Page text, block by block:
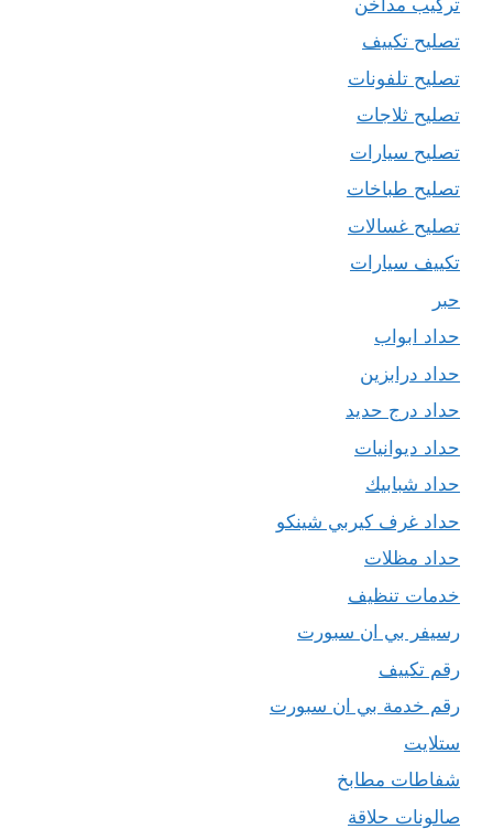
تصليح تكييف
تصليح تلفونات
تصليح ثلاجات
تصليح سيارات
تصليح طباخات
تصليح غسالات
تكييف سيارات
حبر
حداد ابواب
حداد درابزين
حداد درج حديد
حداد ديوانيات
حداد شبابيك
حداد غرف كيربي شينكو
حداد مظلات
خدمات تنظيف
رسيفر بي ان سبورت
رقم تكييف
رقم خدمة بي ان سبورت
ستلايت
شفاطات مطابخ
صالونات حلاقة